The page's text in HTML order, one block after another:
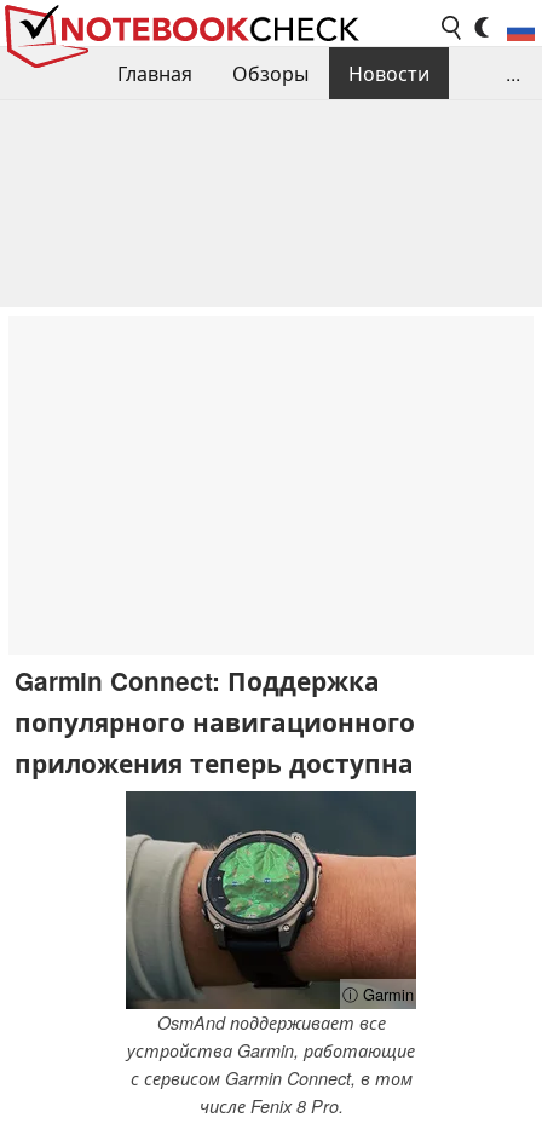
Главная Обзоры
Новости
...
Garmin Connect: Поддержка
популярного навигационного
приложения теперь доступна
ⓘ Garmin
OsmAnd поддерживает все
устройства Garmin, работающие
с сервисом Garmin Connect, в том
числе Fenix 8 Pro.